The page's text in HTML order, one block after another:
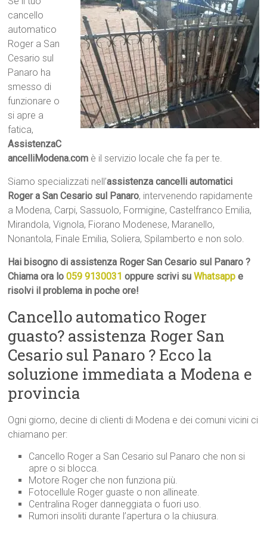
cancello
automatico
Roger a San
Cesario sul
Panaro ha
smesso di
funzionare o
si apre a
fatica,
AssistenzaC
ancelliModena.com è il servizio locale che fa per te.
Siamo specializzati nell’assistenza cancelli automatici
Roger a San Cesario sul Panaro, intervenendo rapidamente
a Modena, Carpi, Sassuolo, Formigine, Castelfranco Emilia,
Mirandola, Vignola, Fiorano Modenese, Maranello,
Nonantola, Finale Emilia, Soliera, Spilamberto e non solo.
Hai bisogno di assistenza Roger San Cesario sul Panaro ?
Chiama ora lo059 9130031 oppure scrivi suWhatsapp e
risolvi il problema in poche ore!
Cancello automatico Roger
guasto? assistenza Roger San
Cesario sul Panaro ? Ecco la
soluzione immediata a Modena e
provincia
Ogni giorno, decine di clienti di Modena e dei comuni vicini ci
chiamano per:
Cancello Roger a San Cesario sul Panaro che non si
apre o si blocca.
Motore Roger che non funziona più.
Fotocellule Roger guaste o non allineate.
Centralina Roger danneggiata o fuori uso.
Rumori insoliti durante l’apertura o la chiusura.